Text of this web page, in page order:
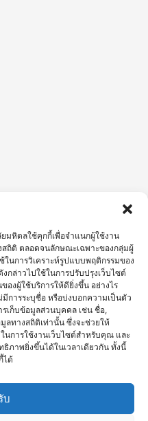
มหิดลใช้คุกกี้เพื่อจำแนกผู้ใช้งาน
ถิติ ตลอดจนลักษณะเฉพาะของกลุ่มผู้
นการวิเคราะห์รูปแบบพฤติกรรมของ
กล่าวไปใช้ในการปรับปรุงเว็บไซต์
องผู้ใช้บริการให้ดียิ่งขึ้น อย่างไร
การระบุชื่อ หรือบ่งบอกความเป็นตัว
เก็บข้อมูลส่วนบุคคล เช่น ชื่อ,
ลทางสถิติเท่านั้น ซึ่งจะช่วยให้
การใช้งานเว็บไซต์สำหรับคุณ และ
ภาพยิ่งขึ้นได้ในเวลาเดียวกัน ทั้งนี้
ได้
บ
(30)